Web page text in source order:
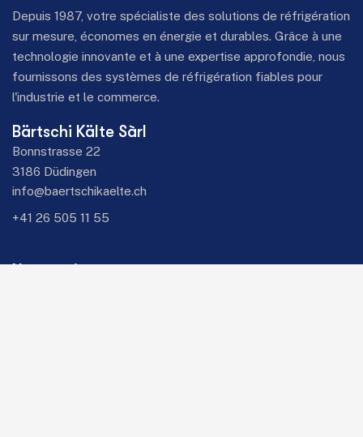
Depuis 1987, votre spécialiste des solutions de réfrigération
sur mesure, économes en énergie et durables. Grâce à une
technologie innovante et à une expertise approfondie, nous
fournissons des systèmes de réfrigération fiables pour
l'industrie et le commerce.
Bärtschi Kälte Sàrl
Bonnstrasse 22
3186 Düdingen
info@baertschikaelte.ch
+41 26 505 11 55
Nos services